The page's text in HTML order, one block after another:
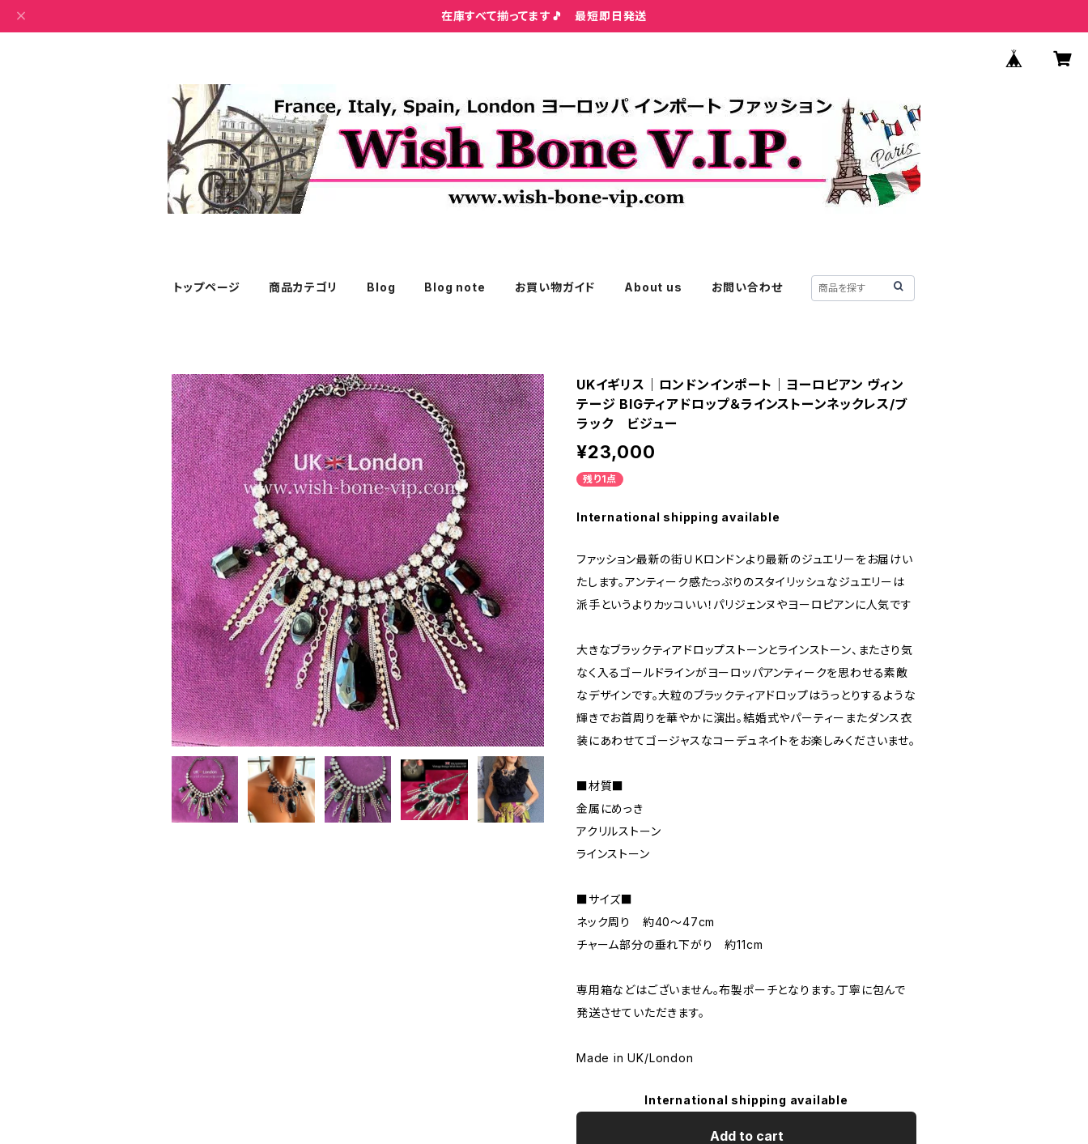
在庫すべて揃ってます🎵 最短即日発送
トップページ 商品カテゴリ Blog Blog note お買い物ガイド About us お問い合わせ
UKイギリス｜ロンドンインポート｜ヨーロピアン ヴィン
テージ BIGティアドロップ＆ラインストーンネックレス/ブ
ラック ビジュー
¥23,000
残り1点
International shipping available
ファッション最新の街ＵＫロンドンより最新のジュエリーをお届けい
たします。アンティーク感たっぷりのスタイリッシュなジュエリーは
派手というよりカッコいい！パリジェンヌやヨーロピアンに人気です
大きなブラックティアドロップストーンとラインストーン、またさり気
なく入るゴールドラインがヨーロッパアンティークを思わせる素敵
なデザインです。大粒のブラックティアドロップはうっとりするような
輝きでお首周りを華やかに演出。結婚式やパーティーまたダンス衣
装にあわせてゴージャスなコーデュネイトをお楽しみくださいませ。
■材質■
金属にめっき
アクリルストーン
ラインストーン
■サイズ■
ネック周り 約40～47cm
チャーム部分の垂れ下がり 約11cm
専用箱などはございません。布製ポーチとなります。丁寧に包んで
発送させていただきます。
Made in UK/London
International shipping available
Add to cart